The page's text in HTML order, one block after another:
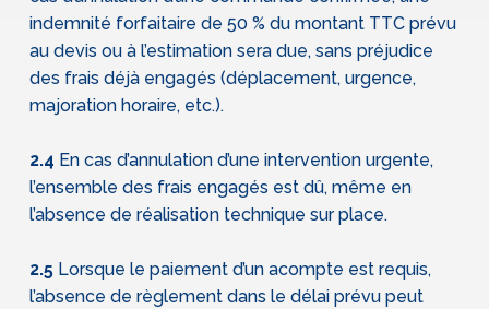
indemnité forfaitaire de 50 % du montant TTC prévu
au devis ou à l’estimation sera due, sans préjudice
des frais déjà engagés (déplacement, urgence,
majoration horaire, etc.).
2.4 En cas d’annulation d’une intervention urgente,
l’ensemble des frais engagés est dû, même en
l’absence de réalisation technique sur place.
2.5Lorsque le paiement d’un acompte est requis,
l’absence de règlement dans le délai prévu peut